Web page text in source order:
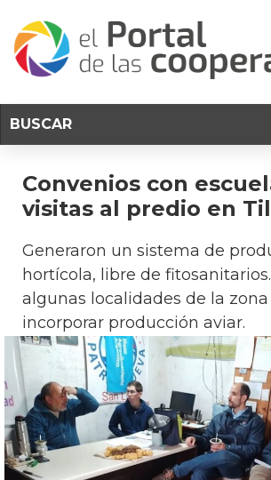
Convenios con
visitas al predio en
Generaron un sistema de
hortícola, libre de
algunas localidades de la
incorporar producción aviar.